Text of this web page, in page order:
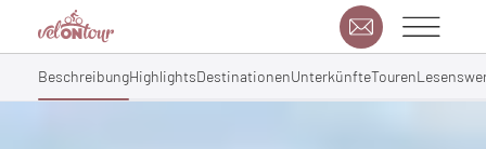
BeschreibungHighlightsDestinationenUnterkünfteTouren